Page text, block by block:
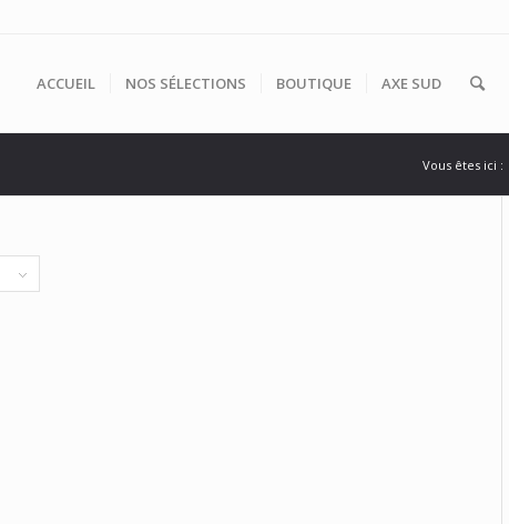
ACCUEIL NOS SÉLECTIONS BOUTIQUE AXE SUD
Vous êtes ici :